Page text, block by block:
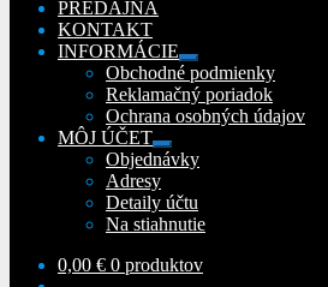
PREDAJŇA
KONTAKT
INFORMÁCIE
Rozbaliť
podradené
menu
Obchodné podmienky
Reklamačný poriadok
Ochrana osobných údajov
MÔJ ÚČET
Rozbaliť
podradené
Objednávky
Adresy
Detaily účtu
Na stiahnutie
0,00 € 0 produktov